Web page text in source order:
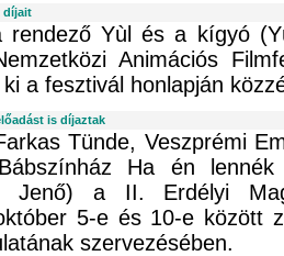
díjait
rendező Yùl és a kígyó
Animációs
a fesztivál honlapján
is díjaztak
Tünde, Veszprémi
Ha én
Jenő) a II. Erdélyi
5-e és 10-e között
szervezésében.